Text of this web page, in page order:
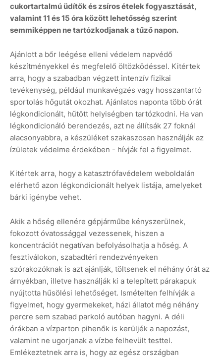
cukortartalmú üdítők és zsíros ételek fogyasztását,
valamint 11 és 15 óra között lehetősség szerint
semmiképpen ne tartózkodjanak a tűző napon.
Ajánlott a bőr leégése elleni védelem napvédő
készítményekkel és megfelelő öltözködéssel. Kitértek
arra, hogy a szabadban végzett intenzív fizikai
tevékenység, például munkavégzés vagy hosszantartó
sportolás hőgutát okozhat. Ajánlatos naponta több órát
légkondicionált, hűtött helyiségben tartózkodni. Ha van
légkondicionáló berendezés, azt ne állítsák 27 foknál
alacsonyabbra, a készüléket szakaszosan használják az
ízületek védelme érdekében - hívják fel a figyelmet.
Kitértek arra, hogy a katasztrófavédelem weboldalán
elérhető azon légkondicionált helyek listája, amelyeket
bárki igénybe vehet.
Akik a hőség ellenére gépjárműbe kényszerülnek,
fokozott óvatossággal vezessenek, hiszen a
koncentrációt negatívan befolyásolhatja a hőség. A
fesztiválokon, szabadtéri rendezvényeken
szórakozóknak is azt ajánlják, töltsenek el néhány órát az
árnyékban, illetve használják ki a telepített párakapuk
nyújtotta hűsölési lehetőséget. Ismételten felhívják a
figyelmet, hogy gyermekeket, házi állatot még néhány
percre sem szabad parkoló autóban hagyni. A déli
órákban a vízparton pihenők is kerüljék a napozást,
valamint ne ugorjanak a vízbe felhevült testtel.
Emlékeztetnek arra is, hogy az egész országban